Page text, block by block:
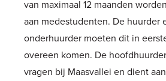
van maximaal 12 maanden
aan medestudenten. De huurder
onderhuurder moeten dit in
overeen komen. De
vragen bij Maasvallei en dient